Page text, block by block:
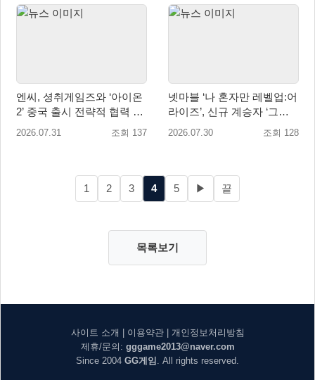
엔씨, 셩취게임즈와 ‘아이온
2’ 중국 출시 전략적 협력 발
표
2026.07.31 조회 137
넷마블 ‘나 혼자만 레벨업:어
라이즈’, 신규 계승자 ‘그림
자 군주 성진우’ 추가
2026.07.30 조회 128
1 2 3 4 5 ▶ 끝
목록보기
사이트 소개 이용약관| 개인정보처리방침
제휴/문의: gggame2013@naver.com
Since 2004 GG게임 . All rights reserved.